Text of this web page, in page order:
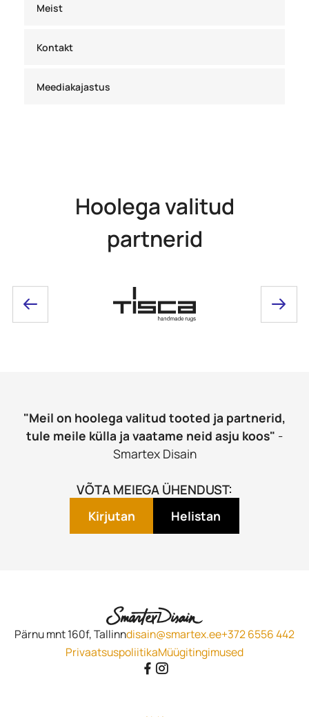
Meist
Kontakt
Meediakajastus
Hoolega valitud
partnerid
"Meil on hoolega valitud tooted ja partnerid,
tule meile külla ja vaatame neid asju koos" -
Smartex Disain
VÕTA MEIEGA ÜHENDUST:
Kirjutan Helistan
Pärnu mnt 160f, Tallinndisain@smartex.ee+372 6556 442
PrivaatsuspoliitikaMüügitingimused